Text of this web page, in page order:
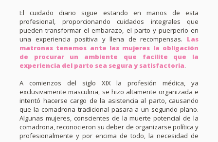
El cuidado diario sigue estando en manos de esta
profesional, proporcionando cuidados integrales que
pueden transformar el embarazo, el parto y puerperio en
una experiencia positiva y llena de recompensas. Las
matronas tenemos ante las mujeres la obligación
de procurar un ambiente que facilite que la
experiencia del parto sea segura y satisfactoria.
A comienzos del siglo XIX la profesión médica, ya
exclusivamente masculina, se hizo altamente organizada e
intentó hacerse cargo de la asistencia al parto, causando
que la comadrona tradicional pasara a un segundo plano.
Algunas mujeres, conscientes de la muerte potencial de la
comadrona, reconocieron su deber de organizarse política y
profesionalmente y por encima de todo, la necesidad de